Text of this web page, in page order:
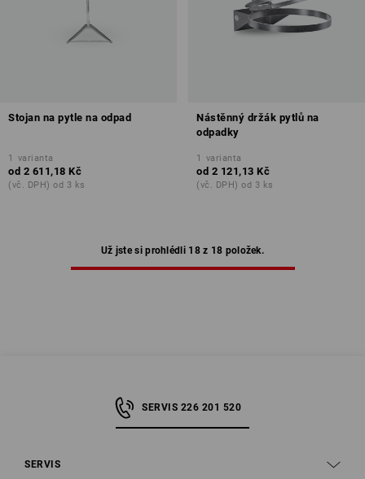
Stojan na pytle na odpad
1 varianta
od 2 611,18 Kč
(vč. DPH) od 3 ks
Nástěnný držák pytlů na
odpadky
1 varianta
od 2 121,13 Kč
(vč. DPH) od 3 ks
Už jste si prohlédli 18 z 18 položek.
SERVIS 226 201 520
SERVIS